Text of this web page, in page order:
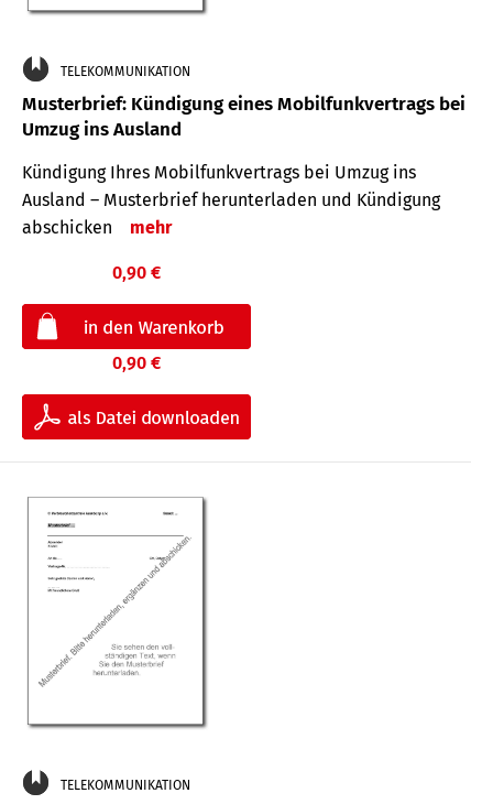
TELEKOMMUNIKATION
Musterbrief: Kündigung eines Mobilfunkvertrags bei
Umzug ins Ausland
Kündigung Ihres Mobilfunkvertrags bei Umzug ins
Ausland – Musterbrief herunterladen und Kündigung
abschicken
mehr
0,90 €
0,90 €
TELEKOMMUNIKATION